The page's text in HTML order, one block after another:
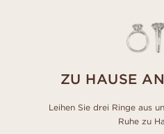
ZU HAUSE
Leihen Sie drei Ringe aus
Ruhe zu